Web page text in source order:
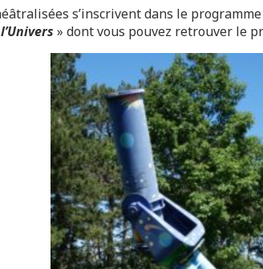
s’inscrivent dans le
» dont vous pouvez retrouver le